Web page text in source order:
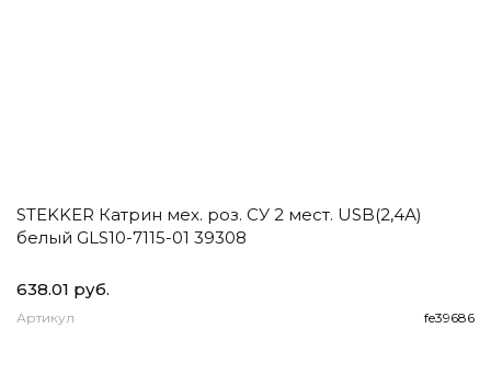
STEKKER Катрин мех. роз. СУ 2 мест. USB(2,4А)
белый GLS10-7115-01 39308
638.01 руб.
Артикул fe39686